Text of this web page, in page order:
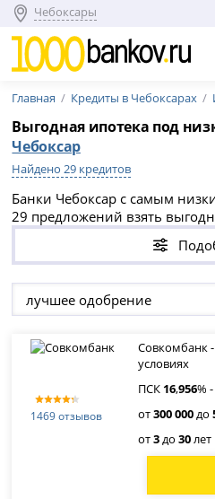
Чебоксары
Главная Кредиты в Чебоксарах
Выгодная ипотека под
Чебоксар
Найдено 29 кредитов
Банки Чебоксар с самым
29 предложений взять
Чебоксар на вторичное
Выгодные условия и низкий
банках Чебоксар в 2026 году.
лучшее одобрение
1469 отзывов
Совкомбанк
условиях
ПСК 16,956%
от300 000до
от3до30лет